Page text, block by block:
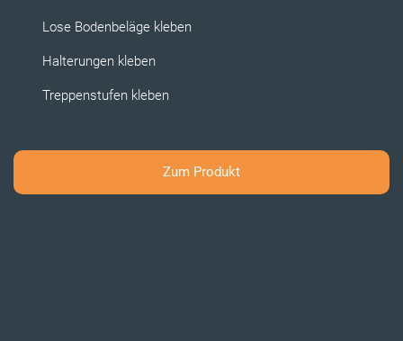
Lose Bodenbeläge kleben
Halterungen kleben
Treppenstufen kleben
Zum Produkt